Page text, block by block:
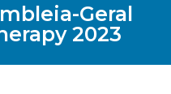
Geral
2023